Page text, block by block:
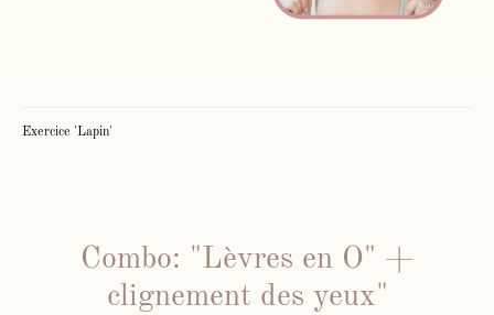
Exercice 'Lapin'
Combo: "Lèvres en O" +
clignement des yeux"